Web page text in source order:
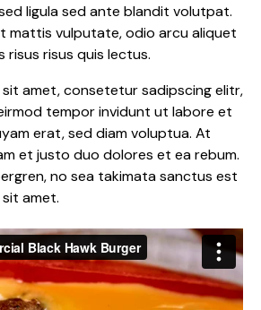
ligula sed ante blandit volutpat.
mattis vulputate, odio arcu aliquet
risus risus quis lectus.
amet, consetetur sadipscing elitr,
tempor invidunt ut labore et
erat, sed diam voluptua. At
et justo duo dolores et ea rebum.
no sea takimata sanctus est
amet.